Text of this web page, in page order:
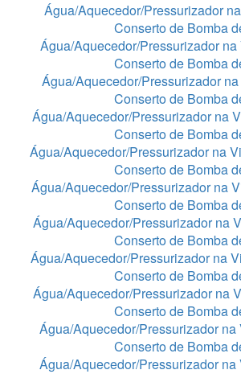
Água/Aquecedor/Pressurizador
Conserto de Bomba
Água/Aquecedor/Pressurizador
Conserto de Bomba
Água/Aquecedor/Pressurizador
Conserto de Bomba
Água/Aquecedor/Pressurizador na
Conserto de Bomba
Água/Aquecedor/Pressurizador na
Conserto de Bomba
Água/Aquecedor/Pressurizador na
Conserto de Bomba
Água/Aquecedor/Pressurizador na
Conserto de Bomba
Água/Aquecedor/Pressurizador na
Conserto de Bomba
Água/Aquecedor/Pressurizador na
Conserto de Bomba
Água/Aquecedor/Pressurizador
Conserto de Bomba
Água/Aquecedor/Pressurizador